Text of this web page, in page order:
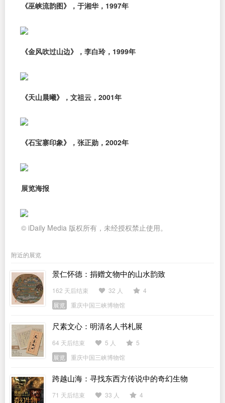
《巫峡流韵图》，于湘华，1997年
《金风吹过山边》，李白玲，1999年
《天山晨曦》，文祖云，2001年
《石宝寨印象》，张正勋，2002年
展览海报
© iDaily Media 版权所有，未经授权禁止使用。
附近的展览
景仁怀德：捐赠文物中的山水韵致
162 天后结束 32 人
4
展览
重庆中国三峡博物馆
尺素文心：明清名人书札展
64 天后结束 5 人
5
展览
重庆中国三峡博物馆
跨越山海：寻找东西方传说中的奇幻生物
71 天后结束 33 人 4